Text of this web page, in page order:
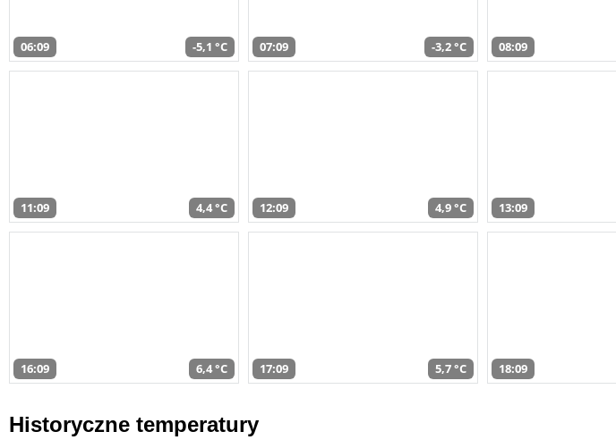
06:09 -5,1 °C 07:09 -3,2 °C 08:09
11:09 4,4 °C 12:09 4,9 °C 13:09
16:09 6,4 °C 17:09 5,7 °C 18:09
Historyczne temperatury